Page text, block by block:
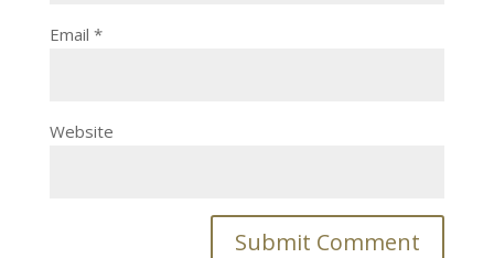
Email *
Website